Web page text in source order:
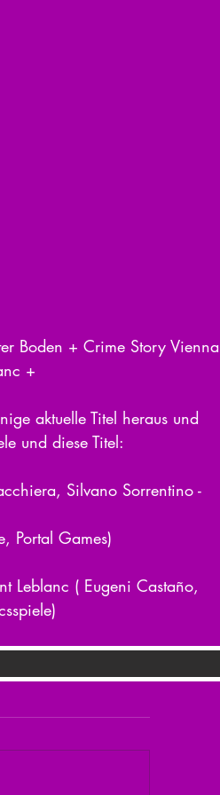
Boden + Crime Story Vienna
+
aktuelle Titel heraus und
und diese Titel:
Silvano Sorrentino -
Portal Games)
Leblanc ( Eugeni Castaño,